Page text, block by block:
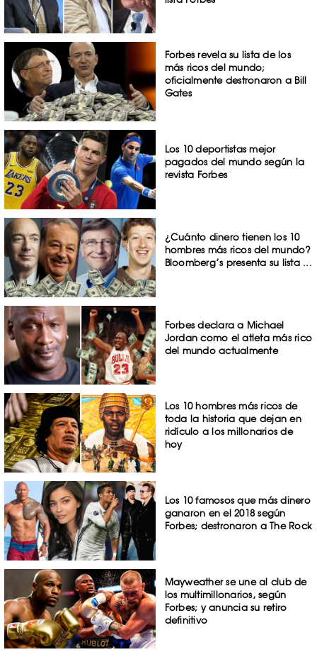
Forbes revela su lista de los
más ricos del mundo;
oficialmente destronaron a Bill
Gates
Los 10 deportistas mejor
pagados del mundo según la
revista Forbes
¿Cuánto dinero tienen los 10
hombres más ricos del mundo?
Bloomberg’s presenta su lista ...
Forbes declara a Michael
Jordan como el atleta más rico
del mundo actualmente
Los 10 hombres más ricos de
toda la historia que dejan en
ridículo a los millonarios de
hoy
Los 10 famosos que más dinero
ganaron en el 2018 según
Forbes; destronaron a The Rock
Mayweather se une al club de
los multimillonarios, según
Forbes; y anuncia su retiro
definitivo